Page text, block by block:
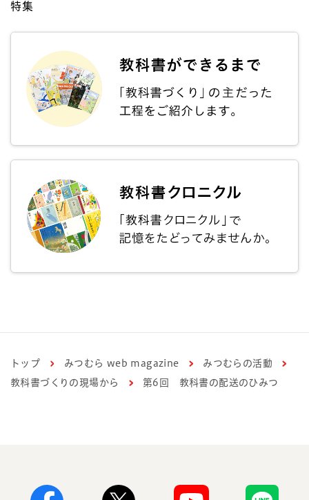
特集
トップ みつむら web magazine
みつむらの活動
教科書づくりの現場から
第6回 教科書の配送のひみつ